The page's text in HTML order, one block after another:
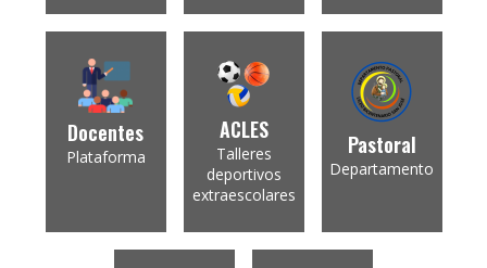
Docentes
Plataforma
ACLES
Talleres
deportivos
extraescolares
Pastoral
Departamento